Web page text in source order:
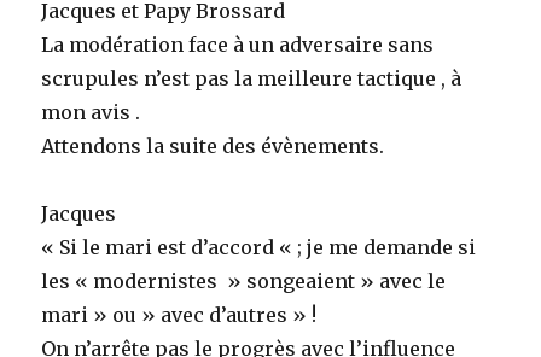
Jacques et Papy Brossard
La modération face à un adversaire sans
scrupules n’est pas la meilleure tactique , à
mon avis .
Attendons la suite des évènements.
Jacques
« Si le mari est d’accord « ; je me demande si
les « modernistes » songeaient » avec le
mari » ou » avec d’autres » !
On n’arrête pas le progrès avec l’influence